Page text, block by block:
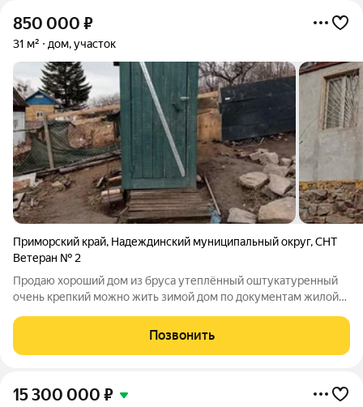
850 000 ₽
31 м² дом, участок
Приморский край, Надеждинский муниципальный округ,СНТ
Ветеран № 2
Продаю хороший дом из бруса утеплённый оштукатуренный
очень крепкий можно жить зимой дом по документам жилой
тихом спокойном есть возможность сделать скважину
хороший дренаж на участке . Окна
Позвонить
15 300 000 ₽